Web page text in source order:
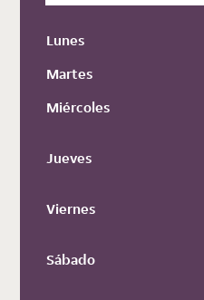
Lunes
Martes
Miércoles
Jueves
Viernes
Sábado